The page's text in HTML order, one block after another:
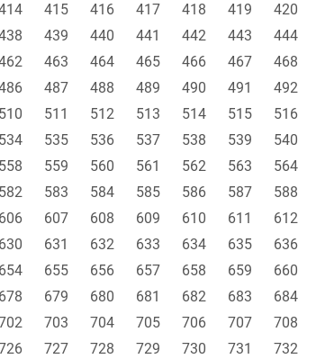
415 416 417 418 419 420
439 440 441 442 443 444
463 464 465 466 467 468
487 488 489 490 491 492
510 511 512 513 514 515 516
534 535 536 537 538 539 540
558 559 560 561 562 563 564
582 583 584 585 586 587 588
606 607 608 609 610 611 612
630 631 632 633 634 635 636
654 655 656 657 658 659 660
678 679 680 681 682 683 684
703 704 705 706 707 708
727 728 729 730 731 732